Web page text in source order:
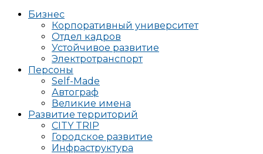
Бизнес
Корпоративный университет
Отдел кадров
Устойчивое развитие
Электротранспорт
Персоны
Self-Made
Автограф
Великие имена
Развитие территорий
CITY TRIP
Городское развитие
Инфраструктура